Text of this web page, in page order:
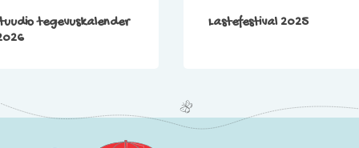
tegevuskalender
Lastefestival 2025